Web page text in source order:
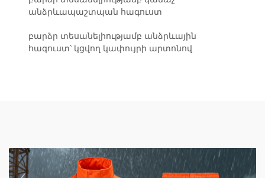
անձրևապաշտպան հագուստ
բարձր տեսանելիությամբ անձրևային
հագուստ՝ կցվող կափույրի արտոնով